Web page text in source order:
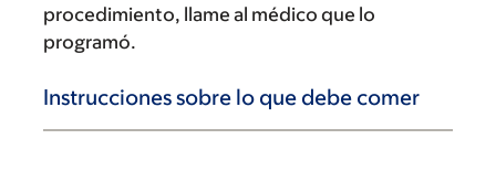
procedimiento, llame al médico que lo
programó.
Instrucciones sobre lo que debe comer